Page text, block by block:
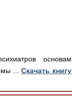
основам
...Скачать книгу